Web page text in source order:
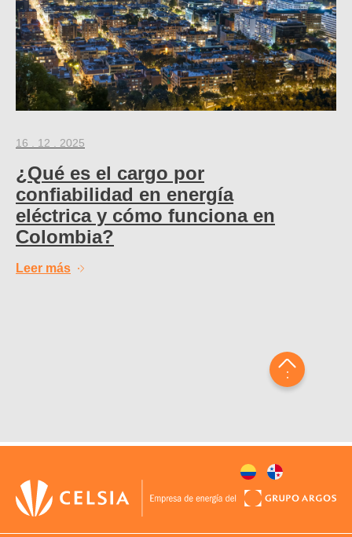
16 . 12 . 2025
¿Qué es el cargo por
confiabilidad en energía
eléctrica y cómo funciona en
Colombia?
Leer más